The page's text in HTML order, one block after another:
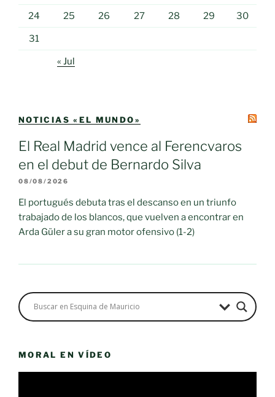
24 25 26 27 28 29 30
31
« Jul
NOTICIAS «EL MUNDO»
El Real Madrid vence al Ferencvaros
en el debut de Bernardo Silva
08/08/2026
El portugués debuta tras el descanso en un triunfo
trabajado de los blancos, que vuelven a encontrar en
Arda Güler a su gran motor ofensivo (1-2)
MORAL EN VÍDEO